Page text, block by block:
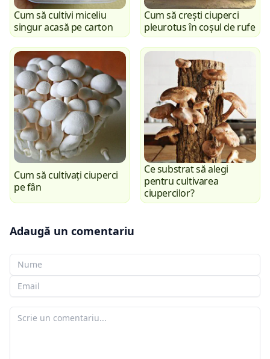
Cum să cultivi miceliu
singur acasă pe carton
Cum să crești ciuperci
pleurotus în coșul de rufe
Cum să cultivați ciuperci
pe fân
Ce substrat să alegi
pentru cultivarea
ciupercilor?
Adaugă un comentariu
Numele tău
E-mailul tău
Comentariul tău